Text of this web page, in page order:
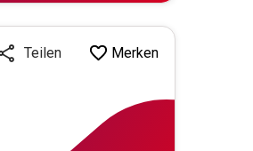
Teilen Merken